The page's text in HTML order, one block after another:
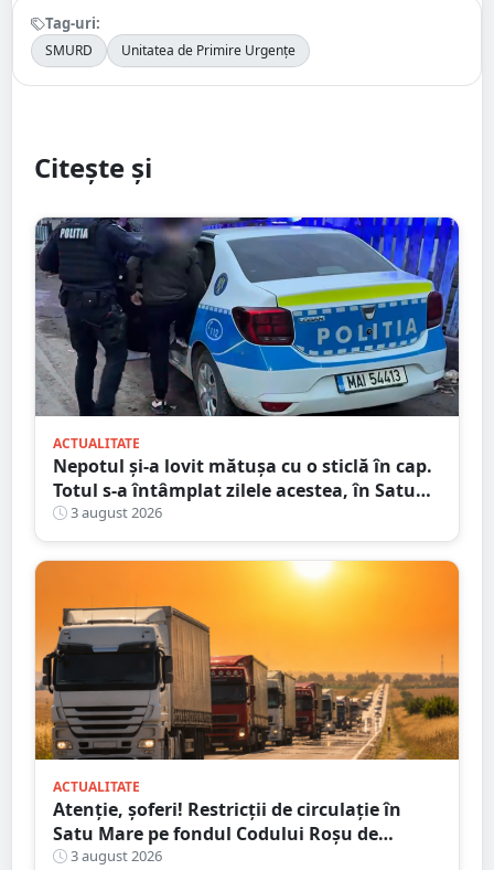
Tag-uri:
SMURD Unitatea de Primire Urgențe
Citește și
ACTUALITATE
Nepotul și-a lovit mătușa cu o sticlă în cap.
Totul s-a întâmplat zilele acestea, în Satu
Mare
3 august 2026
ACTUALITATE
Atenție, șoferi! Restricții de circulație în
Satu Mare pe fondul Codului Roșu de
caniculă
3 august 2026